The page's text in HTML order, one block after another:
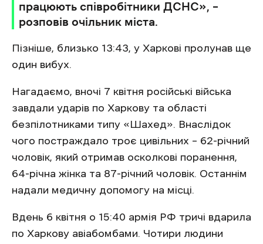
працюють співробітники ДСНС», –
розповів очільник міста.
Пізніше, близько 13:43, у Харкові пролунав ще
один вибух.
Нагадаємо, вночі 7 квітня російські війська
завдали ударів по Харкову та області
безпілотниками типу «Шахед». Внаслідок
чого постраждало троє цивільних – 62-річний
чоловік, який отримав осколкові поранення,
64-річна жінка та 87-річний чоловік. Останнім
надали медичну допомогу на місці.
Вдень 6 квітня о 15:40 армія РФ тричі вдарила
по Харкову авіабомбами. Чотири людини